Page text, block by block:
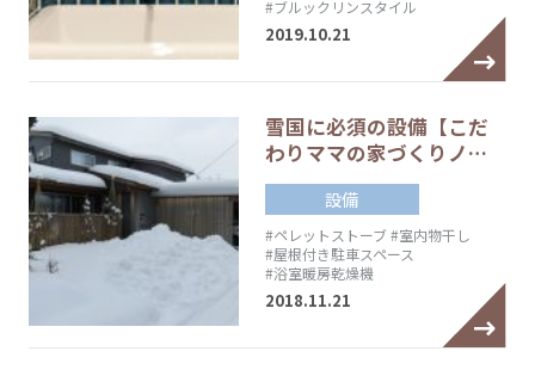
#ブルックリンスタイル
2019.10.21
雪国に必須の設備【こだ
わりママの家づくりノ…
設備
#ペレットストーブ#室内物干し
#屋根付き駐車スペース
#浴室暖房乾燥機
2018.11.21